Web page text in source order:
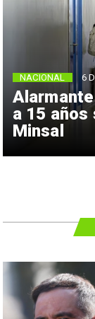
a 15 años
Minsal
NACIONAL 6